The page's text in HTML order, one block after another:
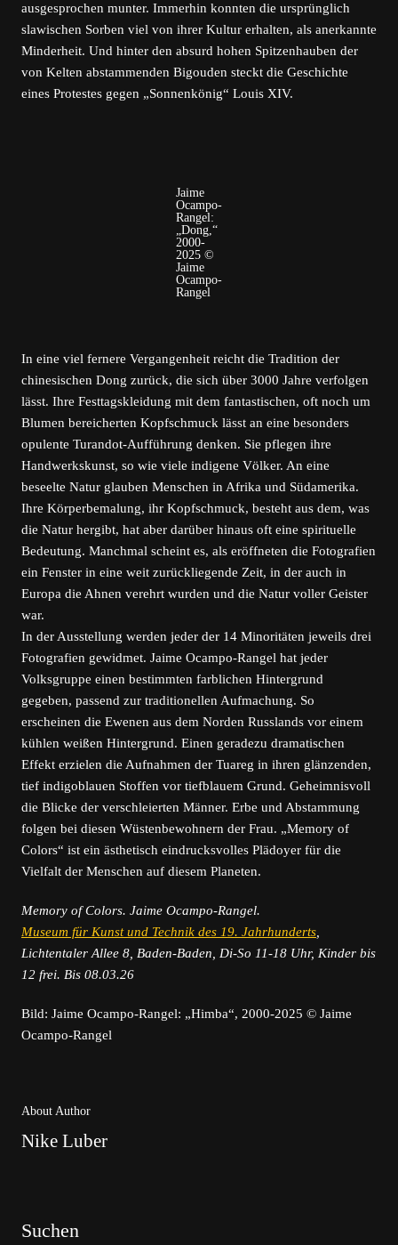
ausgesprochen munter. Immerhin konnten die ursprünglich
slawischen Sorben viel von ihrer Kultur erhalten, als anerkannte
Minderheit. Und hinter den absurd hohen Spitzenhauben der
von Kelten abstammenden Bigouden steckt die Geschichte
eines Protestes gegen „Sonnenkönig“ Louis XIV.
Jaime
Ocampo-
Rangel:
„Dong,“
2000-
2025 ©
Jaime
Ocampo-
Rangel
In eine viel fernere Vergangenheit reicht die Tradition der
chinesischen Dong zurück, die sich über 3000 Jahre verfolgen
lässt. Ihre Festtagskleidung mit dem fantastischen, oft noch um
Blumen bereicherten Kopfschmuck lässt an eine besonders
opulente Turandot-Aufführung denken. Sie pflegen ihre
Handwerkskunst, so wie viele indigene Völker. An eine
beseelte Natur glauben Menschen in Afrika und Südamerika.
Ihre Körperbemalung, ihr Kopfschmuck, besteht aus dem, was
die Natur hergibt, hat aber darüber hinaus oft eine spirituelle
Bedeutung. Manchmal scheint es, als eröffneten die Fotografien
ein Fenster in eine weit zurückliegende Zeit, in der auch in
Europa die Ahnen verehrt wurden und die Natur voller Geister
war.
In der Ausstellung werden jeder der 14 Minoritäten jeweils drei
Fotografien gewidmet. Jaime Ocampo-Rangel hat jeder
Volksgruppe einen bestimmten farblichen Hintergrund
gegeben, passend zur traditionellen Aufmachung. So
erscheinen die Ewenen aus dem Norden Russlands vor einem
kühlen weißen Hintergrund. Einen geradezu dramatischen
Effekt erzielen die Aufnahmen der Tuareg in ihren glänzenden,
tief indigoblauen Stoffen vor tiefblauem Grund. Geheimnisvoll
die Blicke der verschleierten Männer. Erbe und Abstammung
folgen bei diesen Wüstenbewohnern der Frau. „Memory of
Colors“ ist ein ästhetisch eindrucksvolles Plädoyer für die
Vielfalt der Menschen auf diesem Planeten.
Memory of Colors. Jaime Ocampo-Rangel.
Museum für Kunst und Technik des 19. Jahrhunderts
Lichtentaler Allee 8, Baden-Baden, Di-So 11-18 Uhr, Kinder bis
12 frei. Bis 08.03.26
Bild: Jaime Ocampo-Rangel: „Himba“, 2000-2025 © Jaime
Ocampo-Rangel
About Author
Nike Luber
Suchen